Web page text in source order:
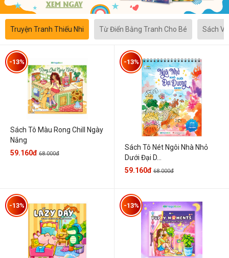
Truyện Tranh Thiếu Nhi Từ Điển Bằng Tranh Cho Bé Sách
Sách Tô Màu Rong Chill Ngày
Nắng
-13%
59.160đ 68.000đ
Sách Tô Nét Ngôi Nhà Nhỏ
Dưới Đại D...
-13%
59.160đ 68.000đ
-13% -13%